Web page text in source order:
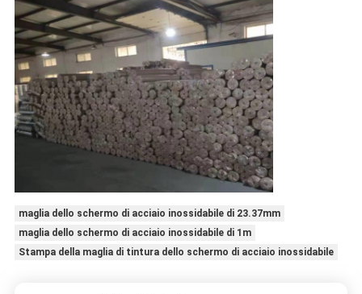
maglia dello schermo di acciaio inossidabile di 23.37mm
maglia dello schermo di acciaio inossidabile di 1m
Stampa della maglia di tintura dello schermo di acciaio inossidabile